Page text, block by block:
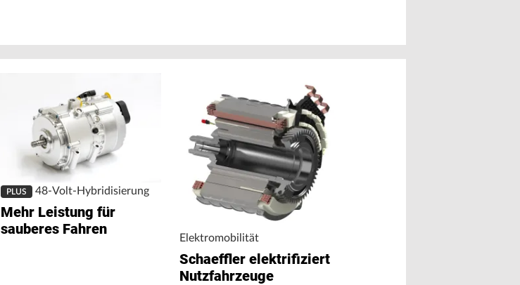
PLUS 48-Volt-Hybridisierung
Mehr Leistung für
sauberes Fahren
Elektromobilität
Schaeffler elektrifiziert
Nutzfahrzeuge